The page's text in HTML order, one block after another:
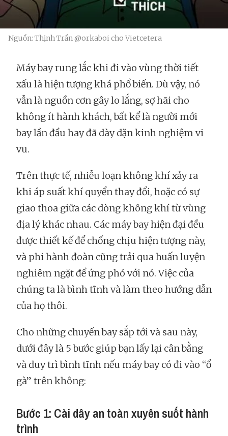
Nguồn: Thịnh Trần @orkaboi cho Vietcetera
Máy bay rung lắc khi đi vào vùng thời tiết
xấu là hiện tượng khá phổ biến. Dù vậy, nó
vẫn là nguồn cơn gây lo lắng, sợ hãi cho
không ít hành khách, bất kể là người mới
bay lần đầu hay đã dày dặn kinh nghiệm vi
vu.
Trên thực tế, nhiễu loạn không khí xảy ra
khi áp suất khí quyển thay đổi, hoặc có sự
giao thoa giữa các dòng không khí từ vùng
địa lý khác nhau. Các máy bay hiện đại đều
được thiết kế để chống chịu hiện tượng này,
và phi hành đoàn cũng trải qua huấn luyện
nghiêm ngặt để ứng phó với nó. Việc của
chúng ta là bình tĩnh và làm theo hướng dẫn
của họ thôi.
Cho những chuyến bay sắp tới và sau này,
dưới đây là 5 bước giúp bạn lấy lại cân bằng
và duy trì bình tĩnh nếu máy bay có đi vào “ổ
gà” trên không:
Bước 1: Cài dây an toàn xuyên suốt hành
trình